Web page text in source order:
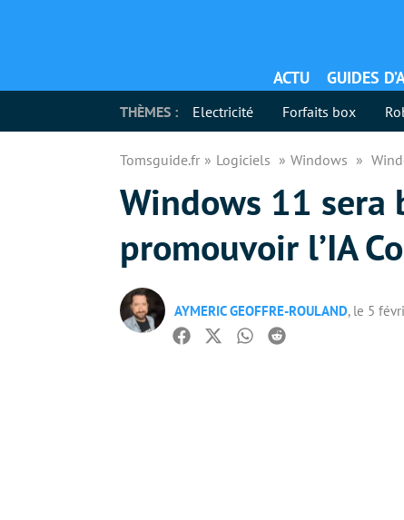
ACTU GUIDES
THÈMES : Electricité Forfaits box
Tomsguide.fr Logiciels Windows
Windows 11
promouvoir l’IA
AYMERIC GEOFFRE-ROULAND, le 5
Facebook
TwitterWhatsapp
Reddit